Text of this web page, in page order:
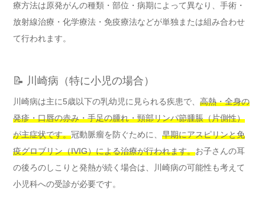
療方法は原発がんの種類・部位・病期によって異なり、手術・
放射線治療・化学療法・免疫療法などが単独または組み合わせ
て行われます。
📝 川崎病（特に小児の場合）
川崎病は主に5歳以下の乳幼児に見られる疾患で、 高熱・全身の
発疹・口唇の赤み・手足の腫れ・頸部リンパ節腫脹（片側性）
が主症状です。冠動脈瘤を防ぐために、 早期にアスピリンと免
疫グロブリン（IVIG）による治療が行われます。お子さんの耳
の後ろのしこりと発熱が続く場合は、川崎病の可能性も考えて
小児科への受診が必要です。